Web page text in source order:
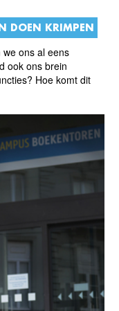
DOEN KRIMPEN
ons al eens
ook ons brein
Hoe komt dit